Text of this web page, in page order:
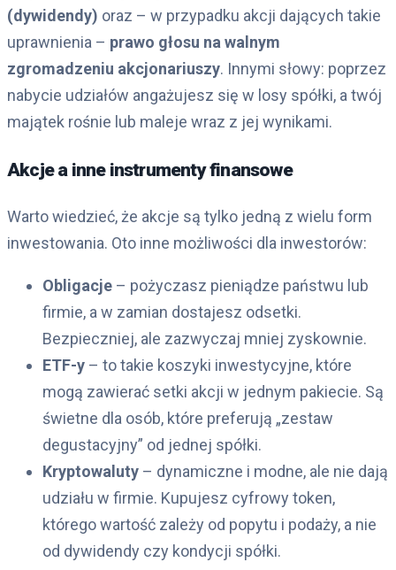
(dywidendy) oraz – w przypadku akcji dających takie
uprawnienia – prawo głosu na walnym
zgromadzeniu akcjonariuszy. Innymi słowy: poprzez
nabycie udziałów angażujesz się w losy spółki, a twój
majątek rośnie lub maleje wraz z jej wynikami.
Akcje a inne instrumenty finansowe
Warto wiedzieć, że akcje są tylko jedną z wielu form
inwestowania. Oto inne możliwości dla inwestorów:
Obligacje – pożyczasz pieniądze państwu lub
firmie, a w zamian dostajesz odsetki.
Bezpieczniej, ale zazwyczaj mniej zyskownie.
ETF-y – to takie koszyki inwestycyjne, które
mogą zawierać setki akcji w jednym pakiecie. Są
świetne dla osób, które preferują „zestaw
degustacyjny” od jednej spółki.
Kryptowaluty – dynamiczne i modne, ale nie dają
udziału w firmie. Kupujesz cyfrowy token,
którego wartość zależy od popytu i podaży, a nie
od dywidendy czy kondycji spółki.